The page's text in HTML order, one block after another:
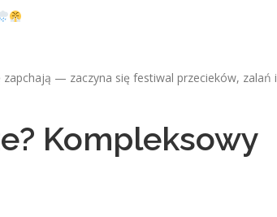
zapchają — zaczyna się festiwal przecieków, zalań i
Kompleksowy